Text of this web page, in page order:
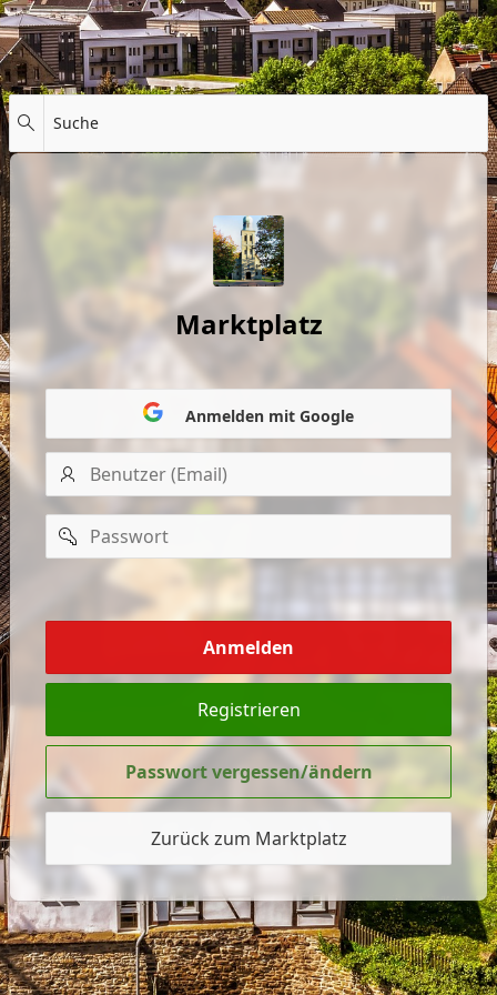
Suche
Marktplatz
Anmelden mit Google
Benutzer
(Email)
Passwort
Anmelden
Registrieren
Passwort vergessen/ändern
Zurück zum Marktplatz